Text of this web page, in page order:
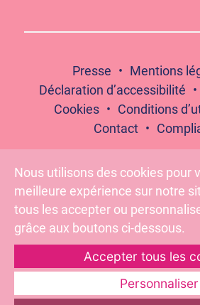
Presse
Mentions
Déclaration d’accessibilité
Cookies
Conditions
Contact
Pour votre santé, évitez de
Suivez-nous :
Nous utilisons des cookies pour
meilleure expérience sur notre
tous les accepter ou
grâce aux boutons ci-dessous.
Accepter tous les
Personnaliser